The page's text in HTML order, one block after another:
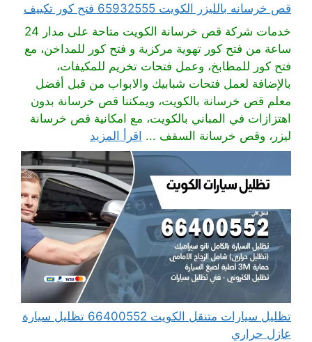
قص خرسانه بالليزر الكويت 65932555 فتح كور تكييف
خدمات شركة قص خرسانة الكويت متاحة على مدار 24
ساعة من فتح كور تهوية مركزية و فتح كور للمداخن، مع
فتح كور للمطابخ، وعمل فتحات تخريم للمكيفات،
بالإضافة لعمل فتحات شبابيك والابواب من قبل أفضل
معلم قص خرسانة بالكويت، ويمكننا قص خرسانة بدون
اهتزازات في المباني بالكويت، مع امكانية قص خرسانة
ليزر، وقص خرسانة السقف ... اقرأ المزيد
تظليل سيارات متنقل الكويت 66400552 تظليل سيارة
عازل حراري